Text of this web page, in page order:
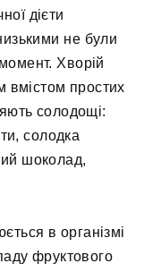
дієти
не були
Хворій
вмістом простих
солодощі:
солодка
шоколад,
в організмі
фруктового